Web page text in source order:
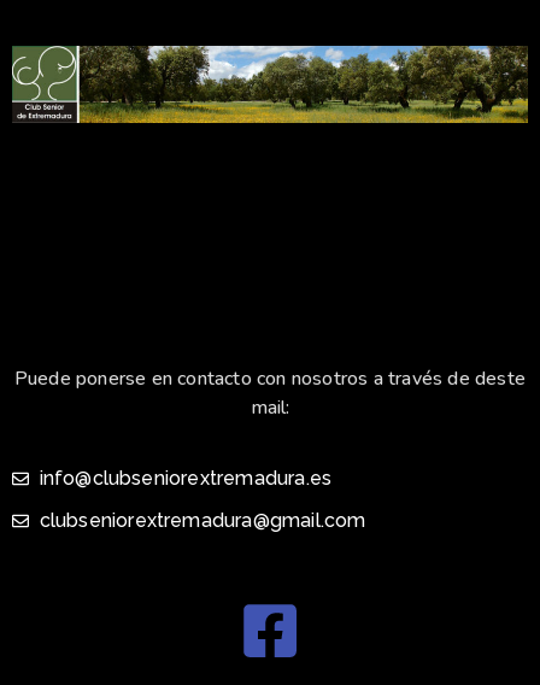
Puede ponerse en contacto con nosotros a través de deste
mail:
info@clubseniorextremadura.es
clubseniorextremadura@gmail.com